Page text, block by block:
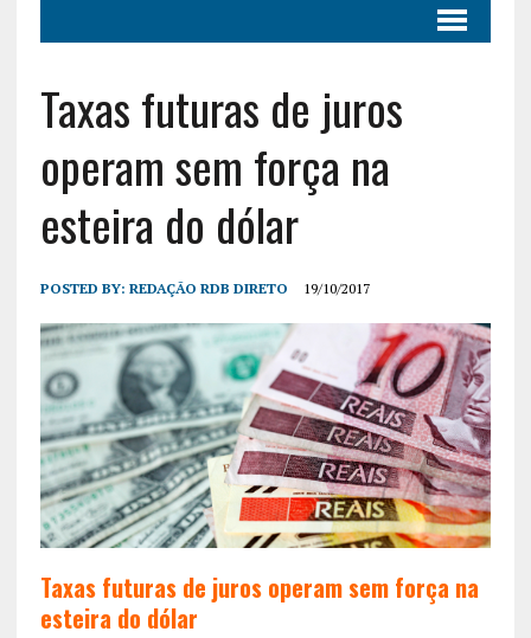
Taxas futuras de juros
operam sem força na
esteira do dólar
POSTED BY: REDAÇÃO RDB DIRETO 19/10/2017
Taxas futuras de juros operam sem força na
esteira do dólar